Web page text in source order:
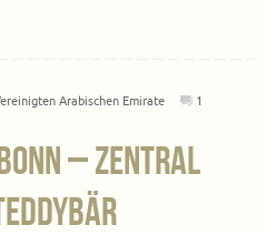
Arabischen Emirate 1
– Zentral